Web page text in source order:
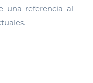
una referencia al